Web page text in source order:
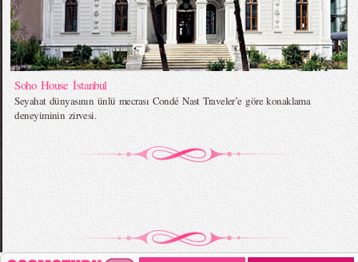
Soho House İstanbul
Seyahat dünyasının ünlü mecrası Condé Nast Traveler’e göre konaklama
deneyiminin zirvesi.